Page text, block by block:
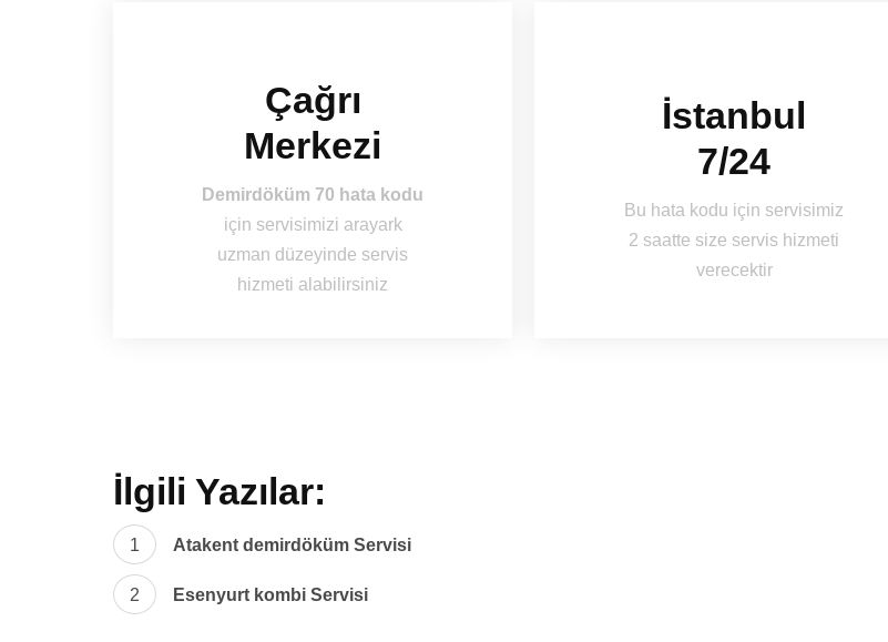
Çağrı
Merkezi
Demirdöküm 70 hata kodu
için servisimizi arayark
uzman düzeyinde servis
hizmeti alabilirsiniz
İstanbul
7/24
Bu hata kodu için servisimiz
2 saatte size servis hizmeti
verecektir
İlgili Yazılar:
Atakent demirdöküm Servisi
Esenyurt kombi Servisi